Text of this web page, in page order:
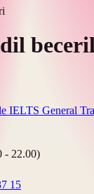
IELTS General
- 22.00)
15